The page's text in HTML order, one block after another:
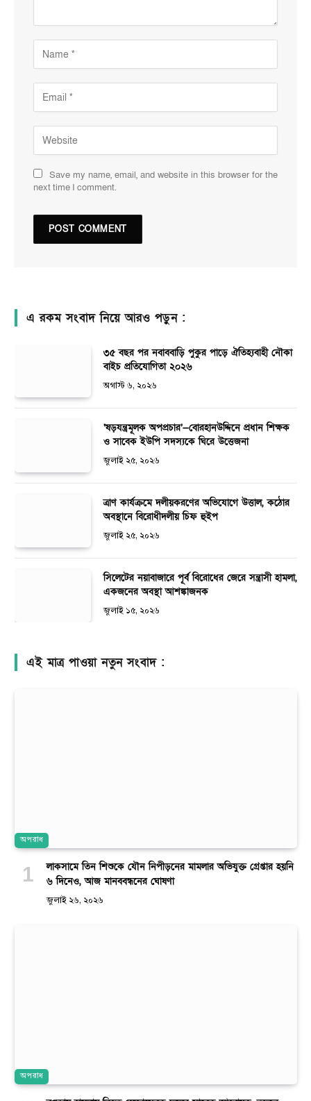
Save my name, email, and website in this browser for the
next time I comment.
এ রকম সংবাদ নিয়ে আরও পড়ুন :
৩৫ বছর পর নবাববাড়ি পুকুর পাড়ে ঐতিহ্যবাহী নৌকা
বাইচ প্রতিযোগিতা ২০২৬
অগাস্ট ৬, ২০২৬
‘ষড়যন্ত্রমূলক অপপ্রচার’—বোরহানউদ্দিনে প্রধান শিক্ষক
ও সাবেক ইউপি সদস্যকে ঘিরে উত্তেজনা
জুলাই ২৫, ২০২৬
ত্রাণ কার্যক্রমে দলীয়করণের অভিযোগে উত্তাল, কঠোর
অবস্থানে বিরোধীদলীয় চিফ হুইপ
জুলাই ২৫, ২০২৬
সিলেটের নয়াবাজারে পূর্ব বিরোধের জেরে সন্ত্রাসী হামলা,
একজনের অবস্থা আশঙ্কাজনক
জুলাই ১৫, ২০২৬
এই মাত্র পাওয়া নতুন সংবাদ :
অপরাধ
লাকসামে তিন শিশুকে যৌন নিপীড়নের মামলার অভিযুক্ত গ্রেপ্তার হয়নি
৬ দিনেও, আজ মানববন্ধনের ঘোষণা
জুলাই ২৬, ২০২৬
অপরাধ